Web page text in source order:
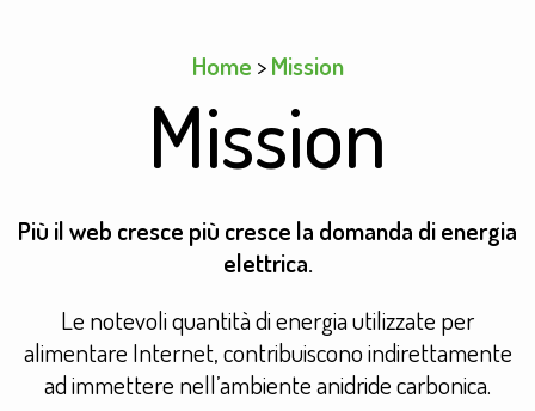
Home >Mission
Mission
Più il web cresce più cresce la domanda di energia
elettrica.
Le notevoli quantità di energia utilizzate per
alimentare Internet, contribuiscono indirettamente
ad immettere nell’ambiente anidride carbonica.